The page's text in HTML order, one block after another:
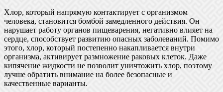
Хлор, который напрямую контактирует с организмом
человека, становится бомбой замедленного действия. Он
нарушает работу органов пищеварения, негативно влияет на
сердце, способствует развитию опасных заболеваний. Помимо
этого, хлор, который постепенно накапливается внутри
организма, активирует размножение раковых клеток. Даже
кипячение жидкости не позволит уничтожить хлор, поэтому
лучше обратить внимание на более безопасные и
качественные варианты.